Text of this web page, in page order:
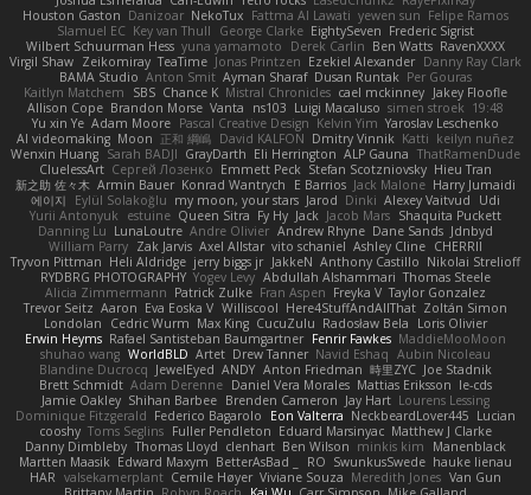
Houston Gaston Danizoar NekoTux Fattma Al Lawati yewen sun Felipe Ramos
Slamuel EC Key van Thull George Clarke EightySeven Frederic Sigrist
Wilbert Schuurman Hess yuna yamamoto Derek Carlin Ben Watts RavenXXXX
Virgil Shaw Zeikomiray TeaTime Jonas Printzen Ezekiel Alexander Danny Ray Clark
BAMA Studio Anton Smit Ayman Sharaf Dusan Runtak Per Gouras
Kaitlyn Matchem
SBS Chance K Mistral Chronicles cael mckinney Jakey Floofle
Allison Cope Brandon Morse Vanta ns103 Luigi Macaluso simen stroek 19:48
Yu xin Ye Adam Moore Pascal Creative Design Kelvin Yim Yaroslav Leschenko
AI videomaking Moon 正和 綱嶋 David KALFON Dmitry Vinnik Katti keilyn nuñez
Wenxin Huang Sarah BADJI GrayDarth Eli Herrington ALP Gauna ThatRamenDude
CluelessArt Cергей Лозенко Emmett Peck Stefan Scotzniovsky Hieu Tran
新之助 佐々木 Armin Bauer Konrad Wantrych E Barrios Jack Malone Harry Jumaidi
에이지
Eylül Solakoğlu my moon, your stars Jarod Dinki Alexey Vaitvud
Udi
Yurii Antonyuk
estuine Queen Sitra Fy Hy Jack Jacob Mars Shaquita Puckett
Danning Lu LunaLoutre Andre Olivier Andrew Rhyne Dane Sands Jdnbyd
William Parry Zak Jarvis Axel Allstar vito schaniel Ashley Cline CHERRII
Tryvon Pittman Heli Aldridge jerry biggs jr JakkeN Anthony Castillo Nikolai Strelioff
RYDBRG PHOTOGRAPHY Yogev Levy Abdullah Alshammari Thomas Steele
Alicia Zimmermann Patrick Zulke Fran Aspen Freyka V Taylor Gonzalez
Trevor Seitz Aaron Eva Eoska V Williscool Here4StuffAndAllThat Zoltán Simon
Londolan
Cedric Wurm Max King CucuZulu Radosław Bela
Loris Olivier
Erwin Heyms Rafael Santisteban Baumgartner Fenrir Fawkes MaddieMooMoon
shuhao wang WorldBLD Artet Drew Tanner Navid Eshaq Aubin Nicoleau
Blandine Ducrocq JewelEyed ANDY Anton Friedman 時里ZYC Joe Stadnik
Brett Schmidt Adam Derenne Daniel Vera Morales Mattias Eriksson le-cds
Jamie Oakley Shihan Barbee Brenden Cameron Jay Hart Lourens Lessing
Dominique Fitzgerald Federico Bagarolo Eon Valterra NeckbeardLover445 Lucian
cooshy Toms Seglins Fuller Pendleton Eduard Marsinyac Matthew J Clarke
Danny Dimbleby Thomas Lloyd clenhart Ben Wilson minkis kim
Manenblack
Martten Maasik Edward Maxym BetterAsBad _ RO SwunkusSwede hauke lienau
HAR valsekamerplant Cemile Høyer Viviane Souza Meredith Jones Van Gun